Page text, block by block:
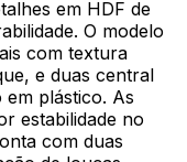
em HDF de
O modelo
com textura
e duas central
plástico. As
estabilidade no
com duas